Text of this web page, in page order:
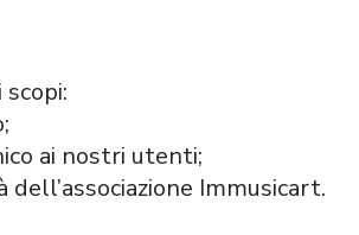
ai nostri utenti;
Immusicart.